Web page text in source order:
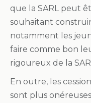
que la SARL peut
souhaitant
notamment les
faire comme bon
rigoureux de la
En outre, les
sont plus